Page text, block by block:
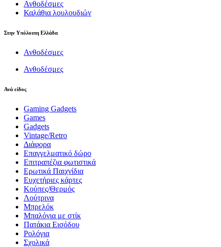
Ανθοδέσμες
Καλάθια λουλουδιών
Στην Υπόλοιπη Ελλάδα
Ανθοδέσμες
Ανθοδέσμες
Ανά είδος
Gaming Gadgets
Games
Gadgets
Vintage/Retro
Διάφορα
Επαγγελματικό δώρο
Επιτραπέζια φωτιστικά
Ερωτικά Παιχνίδια
Ευχετήριες κάρτες
Κούπες/Θερμός
Λούτρινα
Μπρελόκ
Μπαλόνια με στίκ
Πατάκια Εισόδου
Ρολόγια
Σχολικά